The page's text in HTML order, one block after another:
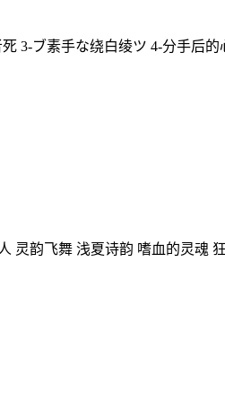
3-ブ素手な绕白绫ツ 4-分手后
灵韵飞舞 浅夏诗韵 嗜血的灵魂